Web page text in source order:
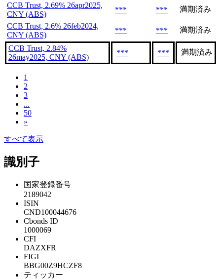
CCB Trust, 2.69% 26apr2025,
CNY (ABS)
*** ***
満期済み
CCB Trust, 2.6% 26feb2024,
CNY (ABS)
*** *** 満期済み
CCB Trust, 2.84%
26may2025, CNY (ABS)
*** *** 満期済み
1
2
3
...
50
»
すべて表示
識別子
国家登録番号
2189042
ISIN
CND100044676
Cbonds ID
1000069
CFI
DAZXFR
FIGI
BBG00Z9HCZF8
ティッカー